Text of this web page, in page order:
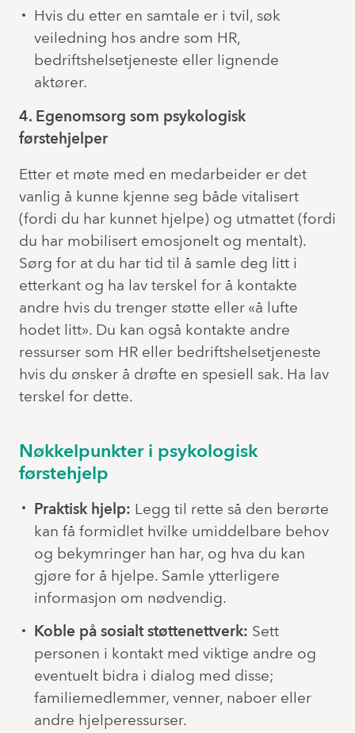
Hvis du etter en samtale er i tvil, søk
veiledning hos andre som HR,
bedriftshelsetjeneste eller lignende
aktører.
4. Egenomsorg som psykologisk
førstehjelper
Etter et møte med en medarbeider er det
vanlig å kunne kjenne seg både vitalisert
(fordi du har kunnet hjelpe) og utmattet (fordi
du har mobilisert emosjonelt og mentalt).
Sørg for at du har tid til å samle deg litt i
etterkant og ha lav terskel for å kontakte
andre hvis du trenger støtte eller «å lufte
hodet litt». Du kan også kontakte andre
ressurser som HR eller bedriftshelsetjeneste
hvis du ønsker å drøfte en spesiell sak. Ha lav
terskel for dette.
Nøkkelpunkter i psykologisk
førstehjelp
Praktisk hjelp: Legg til rette så den berørte
kan få formidlet hvilke umiddelbare behov
og bekymringer han har, og hva du kan
gjøre for å hjelpe. Samle ytterligere
informasjon om nødvendig.
Koble på sosialt støttenettverk: Sett
personen i kontakt med viktige andre og
eventuelt bidra i dialog med disse;
familiemedlemmer, venner, naboer eller
andre hjelperessurser.